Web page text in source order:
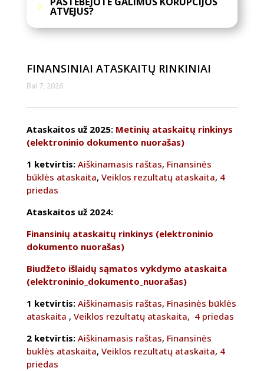
ATVEJUS?
FINANSINIAI ATASKAITŲ RINKINIAI
Bal 7, 2026
Ataskaitos už 2025: Metinių ataskaitų rinkinys
(elektroninio dokumento nuorašas)
1 ketvirtis: Aiškinamasis raštas, Finansinės
būklės ataskaita, Veiklos rezultatų ataskaita, 4
priedas
Ataskaitos už 2024:
Finansinių ataskaitų rinkinys (elektroninio
dokumento nuorašas)
Biudžeto išlaidų sąmatos vykdymo ataskaita
(elektroninio_dokumento_nuorašas)
1 ketvirtis: Aiškinamasis raštas, Finasinės būklės
ataskaita , Veiklos rezultatų ataskaita, 4 priedas
2 ketvirtis: Aiškinamasis raštas, Finansinės
buklės ataskaita, Veiklos rezultatų ataskaita, 4
priedas